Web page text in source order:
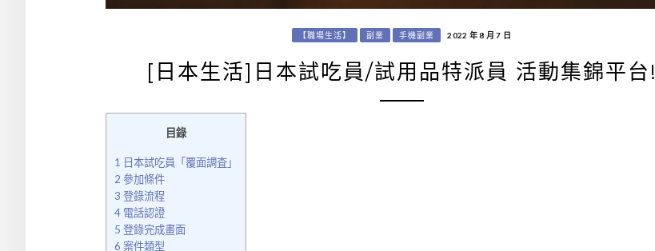
【職場生活】 副業 手機副業 2022 年 8 月 7 日
[日本生活]日本試吃員/試用品特派員 活動集錦平台!
目錄
1 日本試吃員「覆面調査」
2 參加條件
3 登錄流程
4 電話認證
5 登錄完成畫面
6 案件類型